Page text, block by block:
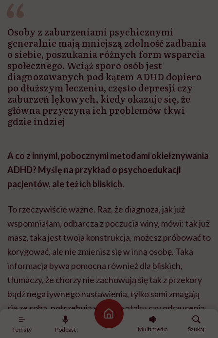
Tematy Podcast
Strona główna
Multimedia
Szukaj
Osoby z zaburzeniami psychicznymi
generalnie mają mniejszą zdolność zadbania
o siebie, poszukania różnych form wsparcia
społecznego. Wciąż sporo osób jest
diagnozowanych pod kątem ADHD dopiero
po dłuższym leczeniu, często depresji czy
zaburzeń lękowych, kiedy okazuje się, że
główna przyczyna ich problemów tkwi
gdzie indziej
A co z innymi, pobocznymi metodami okiełznywania
ADHD? Myślę na przykład o psychoedukacji
pacjentów, ale też ich bliskich.
To rzeczywiście ważne. Raz, że diagnoza, jak już
wspomniałam, odbarcza z poczucia winy, mówi: tak już
masz, taka jest twoja konstrukcja, możesz próbować to
korygować, ale nie zmienisz się w inną osobę. Taka
informacja bywa pomocna również dla bliskich,
tłumaczy, że chorzy nie zachowują się tak z przekory
bądź negatywnego nastawienia, tylko sami zmagają
się ze sobą, potrzebują więc nie ataku czy odrzucenia,
tylko zrozumienia i ustalenia, jak można im pomóc w